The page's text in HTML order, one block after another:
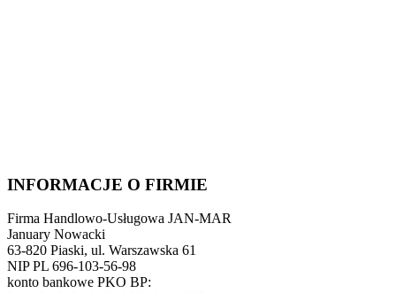
INFORMACJE O FIRMIE
Firma Handlowo-Usługowa JAN-MAR
January Nowacki
63-820 Piaski, ul. Warszawska 61
NIP PL 696-103-56-98
konto bankowe PKO BP: